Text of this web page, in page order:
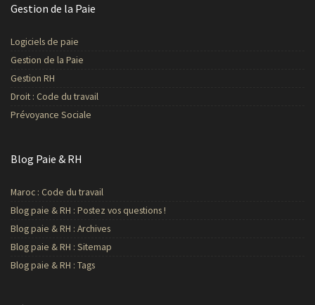
Gestion de la Paie
Logiciels de paie
Gestion de la Paie
Gestion RH
Droit : Code du travail
Prévoyance Sociale
Blog Paie & RH
Maroc : Code du travail
Blog paie & RH : Postez vos questions !
Blog paie & RH : Archives
Blog paie & RH : Sitemap
Blog paie & RH : Tags